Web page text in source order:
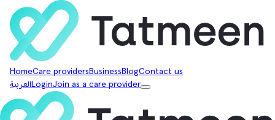
HomeCare providers Business BlogContact us
العربية LoginJoin as a care provider